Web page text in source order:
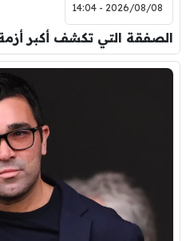
2026/08/08 - 14:04
الصفقة التي تكشف أكبر